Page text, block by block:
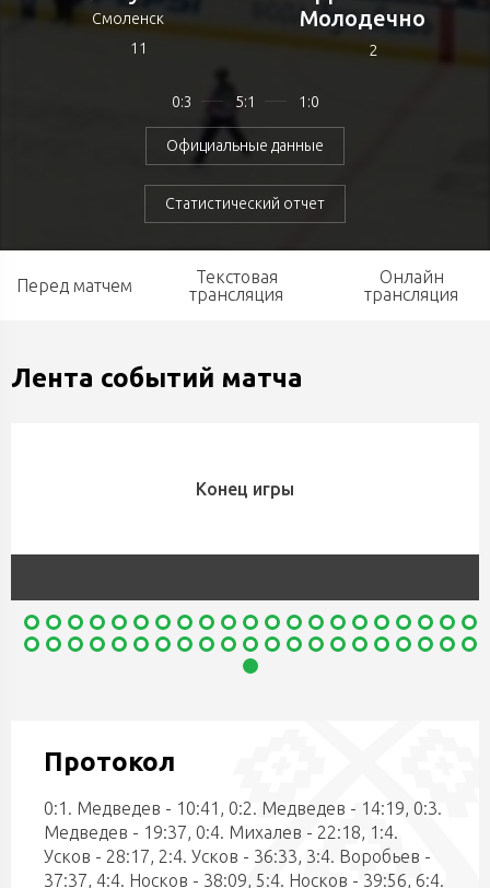
Смоленск
11
0:3 5:1 1:0
Официальные данные
Статистический отчет
Молодечно
2
Перед матчем
Текстовая
трансляция
Онлайн
трансляция
Лента событий матча
Конец игры
Протокол
0:1. Медведев - 10:41, 0:2. Медведев - 14:19, 0:3.
Медведев - 19:37, 0:4. Михалев - 22:18, 1:4.
Усков - 28:17, 2:4. Усков - 36:33, 3:4. Воробьев -
37:37, 4:4. Носков - 38:09, 5:4. Носков - 39:56, 6:4.